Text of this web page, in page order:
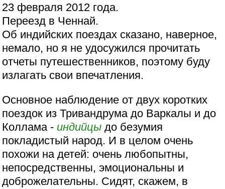
23 февраля 2012 года.
Переезд в Ченнай.
Об индийских поездах сказано, наверное,
немало, но я не удосужился прочитать
отчеты путешественников, поэтому буду
излагать свои впечатления.
Основное наблюдение от двух коротких
поездок из Тривандрума до Варкалы и до
Коллама - индийцы до безумия
покладистый народ. И в целом очень
похожи на детей: очень любопытны,
непосредственны, эмоциональны и
доброжелательны. Сидят, скажем, в